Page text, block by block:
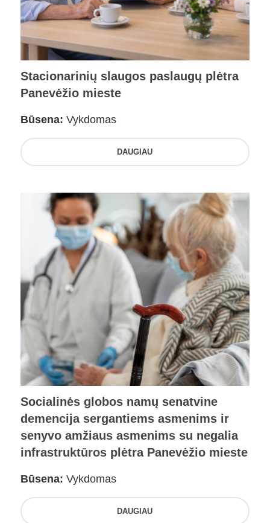
Stacionarinių slaugos paslaugų plėtra
Panevėžio mieste
Būsena: Vykdomas
DAUGIAU
Socialinės globos namų senatvine
demencija sergantiems asmenims ir
senyvo amžiaus asmenims su negalia
infrastruktūros plėtra Panevėžio mieste
Būsena: Vykdomas
DAUGIAU